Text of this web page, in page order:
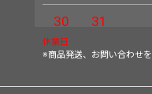
30
31
休業日
※商品発送、お問い合わせを